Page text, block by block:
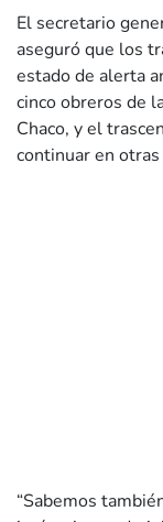
El secretario
aseguró que los
estado de alerta
cinco obreros de
Chaco, y el
continuar en
“Sabemos